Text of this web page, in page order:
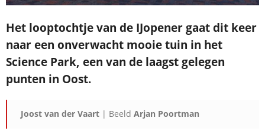
Het looptochtje van de IJopener gaat dit keer
naar een onverwacht mooie tuin in het
Science Park, een van de laagst gelegen
punten in Oost.
Joost van der Vaart | Beeld Arjan Poortman